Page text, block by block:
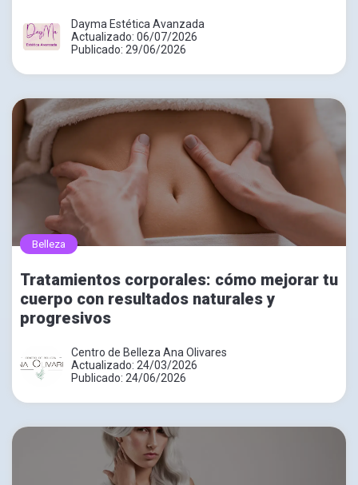
Dayma Estética Avanzada
Actualizado: 06/07/2026
Publicado: 29/06/2026
Belleza
Tratamientos corporales: cómo mejorar tu
cuerpo con resultados naturales y
progresivos
Centro de Belleza Ana Olivares
Actualizado: 24/03/2026
Publicado: 24/06/2026